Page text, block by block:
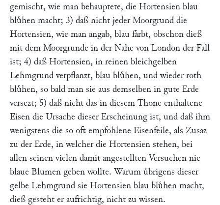
gemischt, wie man behauptete, die Hortensien blau
bluͤhen macht; 3) daß nicht jeder Moorgrund die
Hortensien, wie man angab, blau faͤrbt, obschon dieß
mit dem Moorgrunde in der Nahe von London der Fall
ist; 4) daß Hortensien, in reinen bleichgelben
Lehmgrund verpflanzt, blau bluͤhen, und wieder roth
bluͤhen, so bald man sie aus demselben in gute Erde
versezt; 5) daß nicht das in diesem Thone enthaltene
Eisen die Ursache dieser Erscheinung ist, und daß ihm
wenigstens die so oft empfohlene Eisenfeile, als Zusaz
zu der Erde, in welcher die Hortensien stehen, bei
allen seinen vielen damit angestellten Versuchen nie
blaue Blumen geben wollte. Warum uͤbrigens dieser
gelbe Lehmgrund sie Hortensien blau bluͤhen macht,
dieß gesteht er aufrichtig, nicht zu wissen.